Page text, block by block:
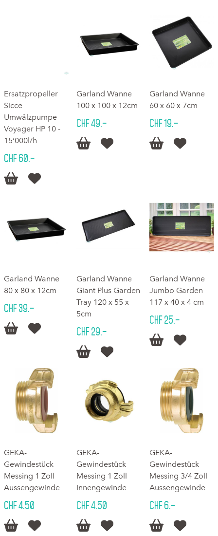
Ersatzpropeller
Sicce
Umwälzpumpe
Voyager HP 10 -
15‘000l/h
CHF 60.–
 
Garland Wanne
100 x 100 x 12cm
CHF 49.–
 
Garland Wanne
60 x 60 x 7cm
CHF 19.–
 
Garland Wanne
80 x 80 x 12cm
CHF 39.–
 
Garland Wanne
Giant Plus Garden
Tray 120 x 55 x
5cm
CHF 29.–
 
Garland Wanne
Jumbo Garden
117 x 40 x 4 cm
CHF 25.–
 
GEKA-
Gewindestück
Messing 1 Zoll
Aussengewinde
CHF 4.50
 
GEKA-
Gewindestück
Messing 1 Zoll
Innengewinde
CHF 4.50
 
GEKA-
Gewindestück
Messing 3/4 Zoll
Aussengewinde
CHF 6.–
 